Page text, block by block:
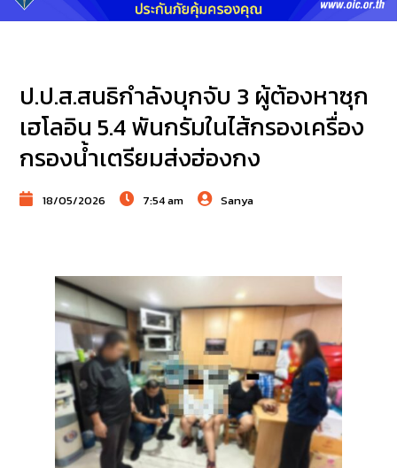
ป.ป.ส.สนธิกำลังบุกจับ 3 ผู้ต้องหาซุก
เฮโลอิน 5.4 พันกรัมในไส้กรองเครื่อง
กรองน้ำเตรียมส่งฮ่องกง
18/05/2026 7:54 am Sanya